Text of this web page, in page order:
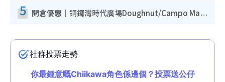
5 開倉優惠｜銅鑼灣時代廣場Doughnut/Campo Marzio開倉低至1折！背囊、書包、手袋劈價$200起